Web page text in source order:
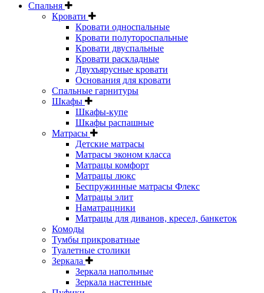
Спальня
Кровати
Кровати односпальные
Кровати полутороспальные
Кровати двуспальные
Кровати раскладные
Двухъярусные кровати
Основания для кровати
Спальные гарнитуры
Шкафы
Шкафы-купе
Шкафы распашные
Матрасы
Детские матрасы
Матрасы эконом класса
Матрацы комфорт
Матрацы люкс
Беспружинные матрасы Флекс
Матрацы элит
Наматрацники
Матрацы для диванов, кресел, банкеток
Комоды
Тумбы прикроватные
Туалетные столики
Зеркала
Зеркала напольные
Зеркала настенные